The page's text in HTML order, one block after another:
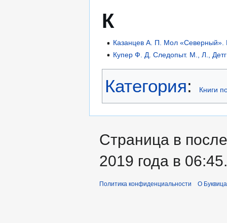
К
Казанцев А. П. Мол «Северный».
Купер Ф. Д. Следопыт. М., Л.,
Категория: Книги
Страница в
2019 года в 06:45.
Политика конфиденциальности О Буквица